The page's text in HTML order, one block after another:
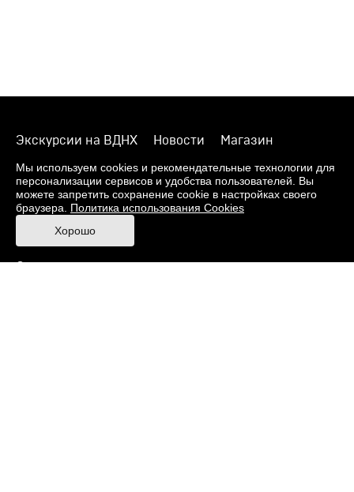
Экскурсии на ВДНХ Новости
Магазин
О музее
Фонды
Виртуальный музей
Издания
Пресс-центр
Контакты
Правила посещения Музея
Ответы на частые вопросы
Мы используем cookies и рекомендательные технологии для
персонализации сервисов и удобства пользователей. Вы
можете запретить сохранение cookie в настройках своего
браузера. Политика использования Cookies
Хорошо